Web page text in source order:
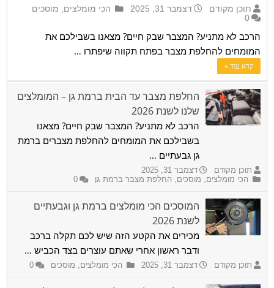
תוכן מקודם דצמבר 31, 2025 הכי מומלצים
מוסכים
0
הרכב לא מתניע? המצבר שבק חיים? מצאנו בשבילכם את
המומחים להחלפת מצבר בפתח תקווה שיפתרו …
קרא עוד »
החלפת מצבר עד הבית ברמת גן – המומלצים
שלנו לשנת 2026
הרכב לא מתניע? המצבר שבק חיים? מצאנו
בשבילכם את המומחים להחלפת מצברים ברמת
גן גבעתיים …
תוכן מקודם
דצמבר 31, 2025
הכי מומלצים
מוסכים החלפת מצבר ברמת גן 0
המוסכים הכי מומלצים ברמת גן וגבעתיים
לשנת 2026
מכירים את הקטע הזה שיש לכם תקלה ברכב
ודבר ראשון אחרי שאתם עוצרים בצד הכביש …
תוכן מקודם דצמבר 31, 2025 הכי מומלצים מוסכים 0